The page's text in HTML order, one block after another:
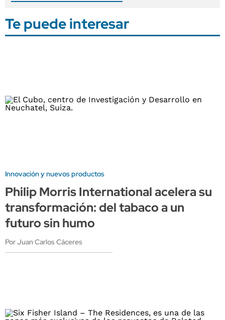
Te puede interesar
Innovación y nuevos productos
Philip Morris International acelera su
transformación: del tabaco a un
futuro sin humo
Por Juan Carlos Cáceres